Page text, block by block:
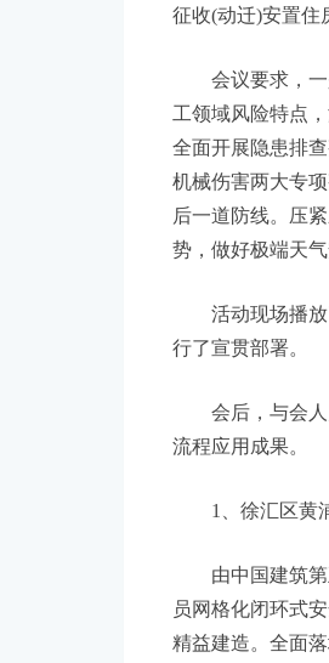
征收(动迁)安置住
会议要求，一是
工领域风险特点
全面开展隐患排
机械伤害两大专
后一道防线。压
势，做好极端天气
活动现场播放了
行了宣贯部署。
会后，与会人员
流程应用成果。
1、徐汇区黄浦
由中国建筑第五
员网格化闭环式
精益建造。全面